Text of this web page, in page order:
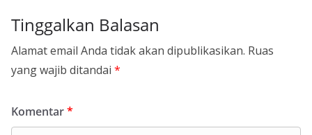
Tinggalkan Balasan
Alamat email Anda tidak akan dipublikasikan. Ruas
yang wajib ditandai *
Komentar*